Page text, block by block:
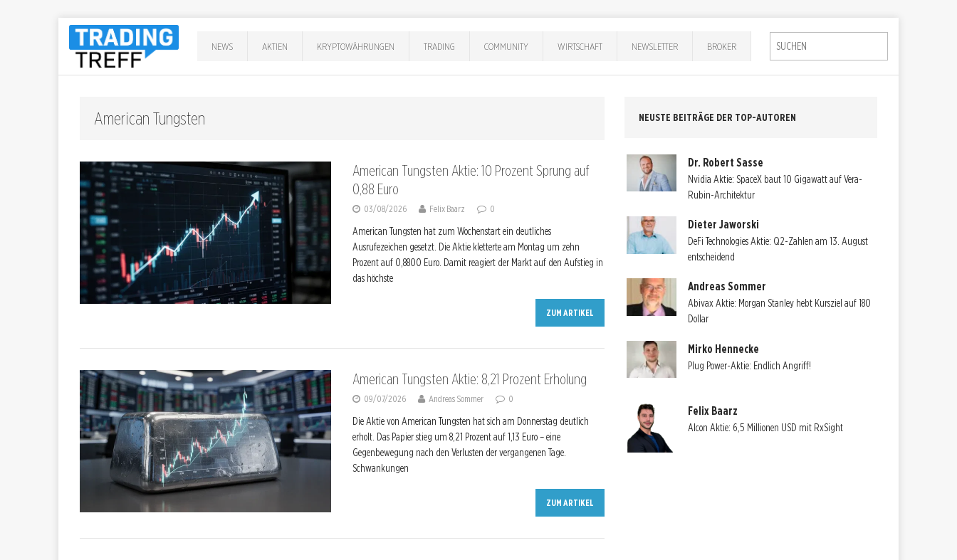
NEWS AKTIEN KRYPTOWÄHRUNGEN TRADING COMMUNITY WIRTSCHAFT NEWSLETTER BROKER
American Tungsten
American Tungsten Aktie: 10 Prozent Sprung auf
0,88 Euro
03/08/2026 Felix Baarz 0
American Tungsten hat zum Wochenstart ein deutliches
Ausrufezeichen gesetzt. Die Aktie kletterte am Montag um zehn
Prozent auf 0,8800 Euro. Damit reagiert der Markt auf den Aufstieg in
das höchste
ZUM ARTIKEL
American Tungsten Aktie: 8,21 Prozent Erholung
09/07/2026 Andreas Sommer 0
Die Aktie von American Tungsten hat sich am Donnerstag deutlich
erholt. Das Papier stieg um 8,21 Prozent auf 1,13 Euro – eine
Gegenbewegung nach den Verlusten der vergangenen Tage.
Schwankungen
ZUM ARTIKEL
NEUSTE BEITRÄGE DER TOP-AUTOREN
Dr. Robert Sasse
Nvidia Aktie: SpaceX baut 10 Gigawatt auf Vera-
Rubin-Architektur
Dieter Jaworski
DeFi Technologies Aktie: Q2-Zahlen am 13. August
entscheidend
Andreas Sommer
Abivax Aktie: Morgan Stanley hebt Kursziel auf 180
Dollar
Mirko Hennecke
Plug Power-Aktie: Endlich Angriff!
Felix Baarz
Alcon Aktie: 6,5 Millionen USD mit RxSight